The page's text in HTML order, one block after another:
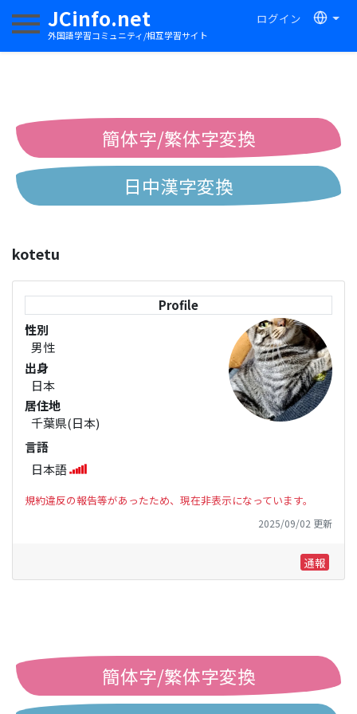
JCinfo.net
外国語学習コミュニティ/相互学習サイト
ログイン
ナビゲーションを切り替える
簡体字/繁体字変換
日中漢字変換
中国語注音変換
kotetu
Profile
性別
男性
出身
日本
居住地
千葉県(日本)
言語
日本語
規約違反の報告等があったため、現在非表示になっています。
2025/09/02 更新
通報
簡体字/繁体字変換